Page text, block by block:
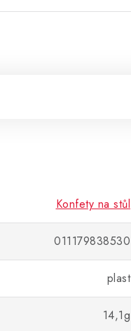
Konfety na stůl
011179838530
plast
14,1g